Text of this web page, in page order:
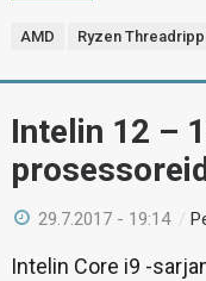
AMD Ryzen
Intelin 12 –
29.7.2017 - 19:14 /
Intelin Core i9 -